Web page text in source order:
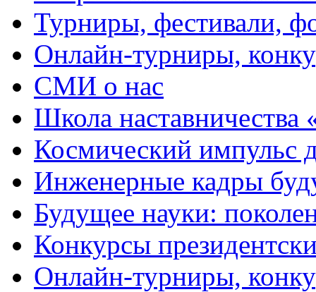
Турниры, фестивали,
Онлайн-турниры,
СМИ о нас
Школа
Космический импульс
Инженерные кадры
Будущее науки:
Конкурсы
Онлайн-турниры,